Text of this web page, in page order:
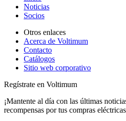
Noticias
Socios
Otros enlaces
Acerca de Voltimum
Contacto
Catálogos
Sitio web corporativo
Regístrate en Voltimum
¡Mantente al día con las últimas
recompensas por tus compras